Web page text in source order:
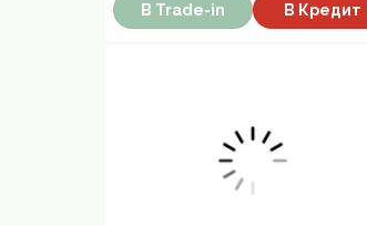
В Trade-in В Кредит